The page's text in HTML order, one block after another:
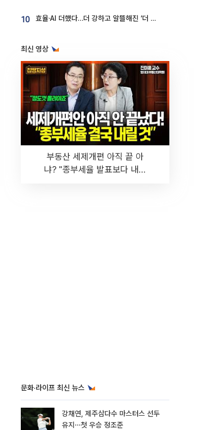
10 효율·AI 더했다…더 강하고 알뜰해진 ‘더 뉴 그랜저 하이브리드’ [ET의 모빌리티]
최신 영상
부동산 세제개편 아직 끝 아
냐? "종부세율 발표보다 내릴
문화·라이프 최신 뉴스
강채연, 제주삼다수 마스터스 선두
유지⋯첫 우승 정조준